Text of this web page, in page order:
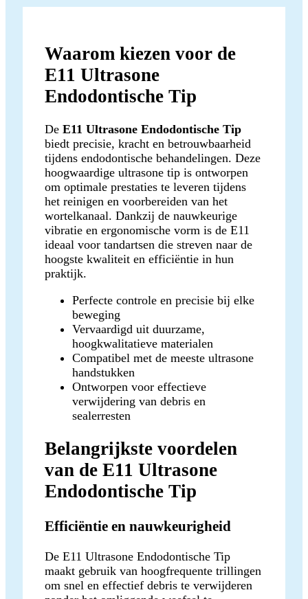
Waarom kiezen voor de
E11 Ultrasone
Endodontische Tip
De E11 Ultrasone Endodontische Tip
biedt precisie, kracht en betrouwbaarheid
tijdens endodontische behandelingen. Deze
hoogwaardige ultrasone tip is ontworpen
om optimale prestaties te leveren tijdens
het reinigen en voorbereiden van het
wortelkanaal. Dankzij de nauwkeurige
vibratie en ergonomische vorm is de E11
ideaal voor tandartsen die streven naar de
hoogste kwaliteit en efficiëntie in hun
praktijk.
Perfecte controle en precisie bij elke
beweging
Vervaardigd uit duurzame,
hoogkwalitatieve materialen
Compatibel met de meeste ultrasone
handstukken
Ontworpen voor effectieve
verwijdering van debris en
sealerresten
Belangrijkste voordelen
van de E11 Ultrasone
Endodontische Tip
Efficiëntie en nauwkeurigheid
De E11 Ultrasone Endodontische Tip
maakt gebruik van hoogfrequente trillingen
om snel en effectief debris te verwijderen